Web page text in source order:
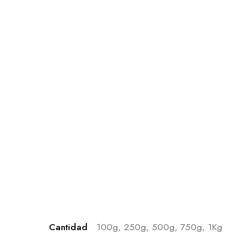
Cantidad 100g, 250g, 500g, 750g, 1Kg